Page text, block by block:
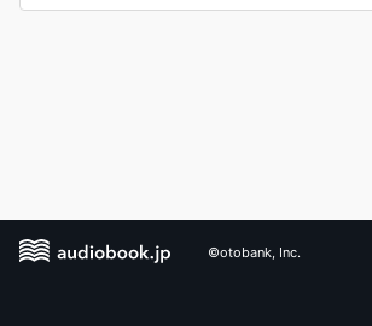
©otobank, Inc.